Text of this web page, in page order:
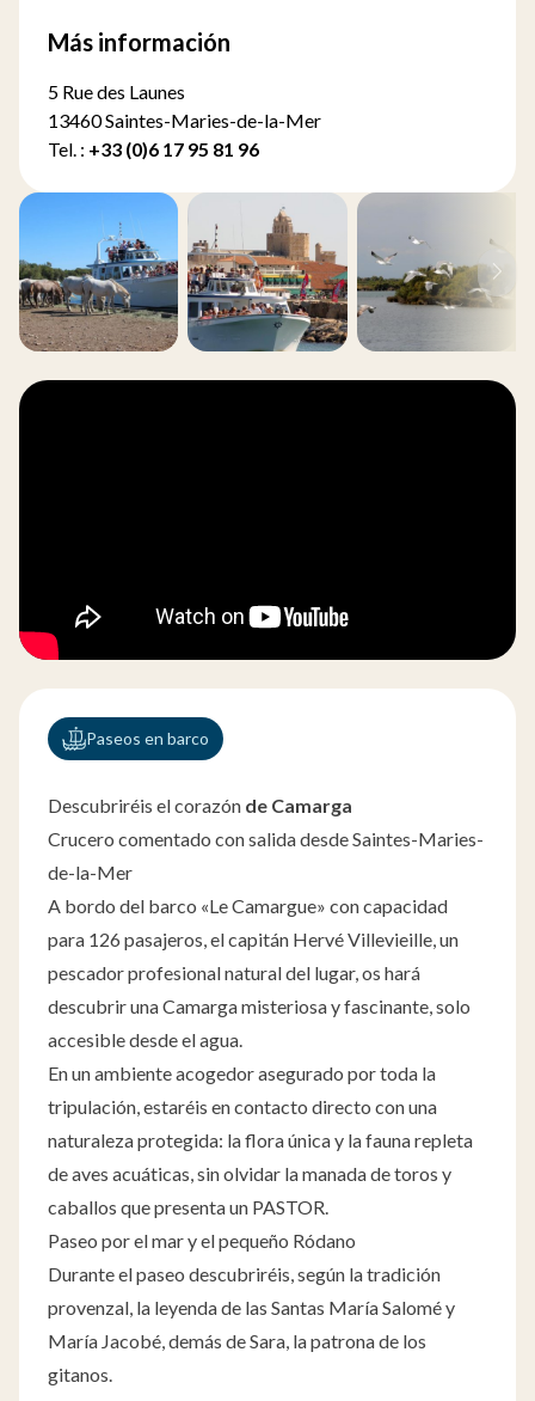
Más información
5 Rue des Launes
13460 Saintes-Maries-de-la-Mer
Tel. : +33 (0)6 17 95 81 96
Paseos en barco
Descubriréis el corazón de Camarga
Crucero comentado con salida desde Saintes-Maries-
de-la-Mer
A bordo del barco «Le Camargue» con capacidad
para 126 pasajeros, el capitán Hervé Villevieille, un
pescador profesional natural del lugar, os hará
descubrir una Camarga misteriosa y fascinante, solo
accesible desde el agua.
En un ambiente acogedor asegurado por toda la
tripulación, estaréis en contacto directo con una
naturaleza protegida: la flora única y la fauna repleta
de aves acuáticas, sin olvidar la manada de toros y
caballos que presenta un PASTOR.
Paseo por el mar y el pequeño Ródano
Durante el paseo descubriréis, según la tradición
provenzal, la leyenda de las Santas María Salomé y
María Jacobé, demás de Sara, la patrona de los
gitanos.